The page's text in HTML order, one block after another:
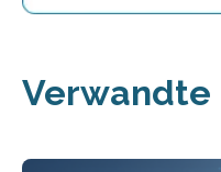
Verwandte